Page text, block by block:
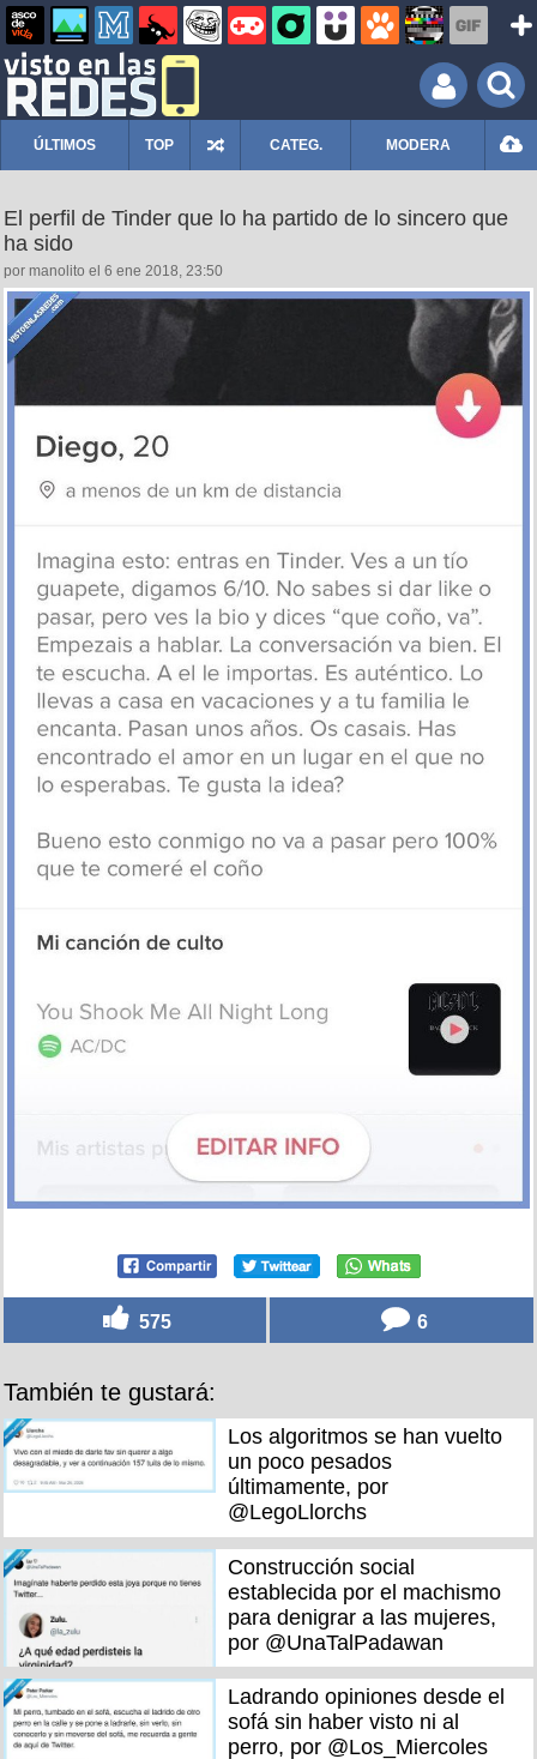
ÚLTIMOS TOP CATEG. MODERA
El perfil de Tinder que lo ha partido de lo sincero que
ha sido
por manolito el 6 ene 2018, 23:50
575 6
También te gustará:
Los algoritmos se han vuelto
un poco pesados
últimamente, por
@LegoLlorchs
Construcción social
establecida por el machismo
para denigrar a las mujeres,
por @UnaTalPadawan
Ladrando opiniones desde el
sofá sin haber visto ni al
perro, por @Los_Miercoles